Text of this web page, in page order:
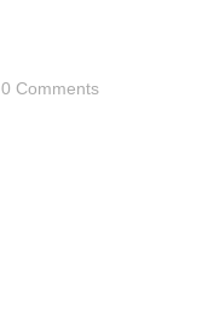
0 Comments